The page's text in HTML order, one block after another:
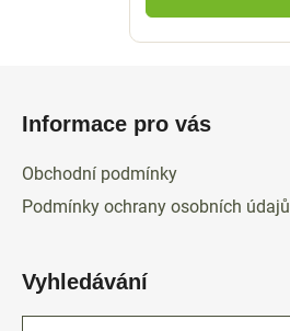
Informace pro vás
Obchodní podmínky
Podmínky ochrany osobních údajů
Vyhledávání